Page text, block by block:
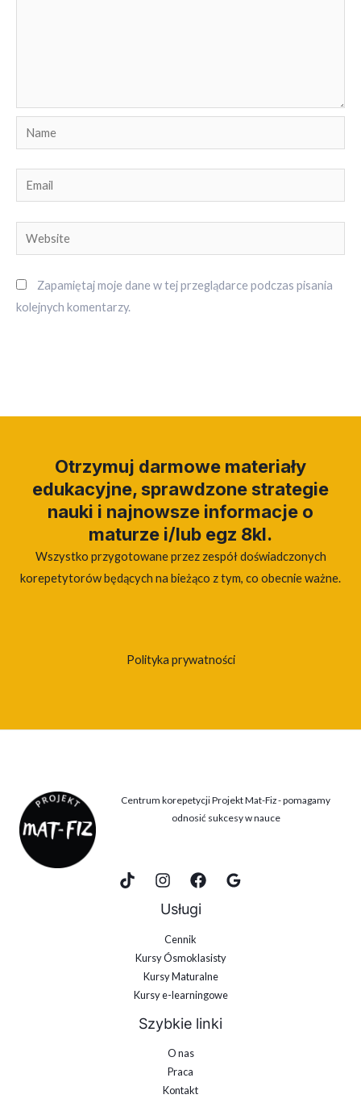
Name
Email
Website
Zapamiętaj moje dane w tej przeglądarce podczas pisania
kolejnych komentarzy.
Otrzymuj darmowe materiały
edukacyjne, sprawdzone strategie
nauki i najnowsze informacje o
maturze i/lub egz 8kl.
Wszystko przygotowane przez zespół doświadczonych
korepetytorów będących na bieżąco z tym, co obecnie ważne.
Polityka prywatności
Centrum korepetycji Projekt Mat-Fiz - pomagamy
odnosić sukcesy w nauce
Usługi
Cennik
Kursy Ósmoklasisty
Kursy Maturalne
Kursy e-learningowe
Szybkie linki
O nas
Praca
Kontakt